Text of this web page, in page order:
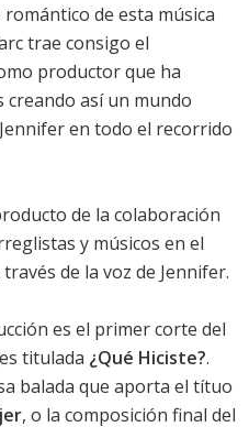
de esta música
trae consigo el
productor que ha
creando así un mundo
en todo el recorrido
de la colaboración
y músicos en el
de la voz de Jennifer.
es el primer corte del
titulada ¿Qué Hiciste?.
balada que aporta el títuo
, o la composición final del